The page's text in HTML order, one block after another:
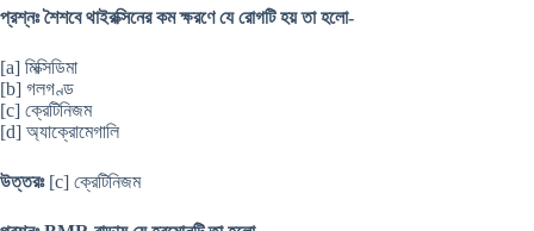
প্রশ্নঃ শৈশবে থাইরক্সিনের কম ক্ষরণে যে রোগটি হয় তা হলো-
[a] মিক্সিডিমা
[b] গলগণ্ড
[c] ক্রেটিনিজম
[d] অ্যাক্রোমেগালি
উত্তরঃ [c] ক্রেটিনিজম